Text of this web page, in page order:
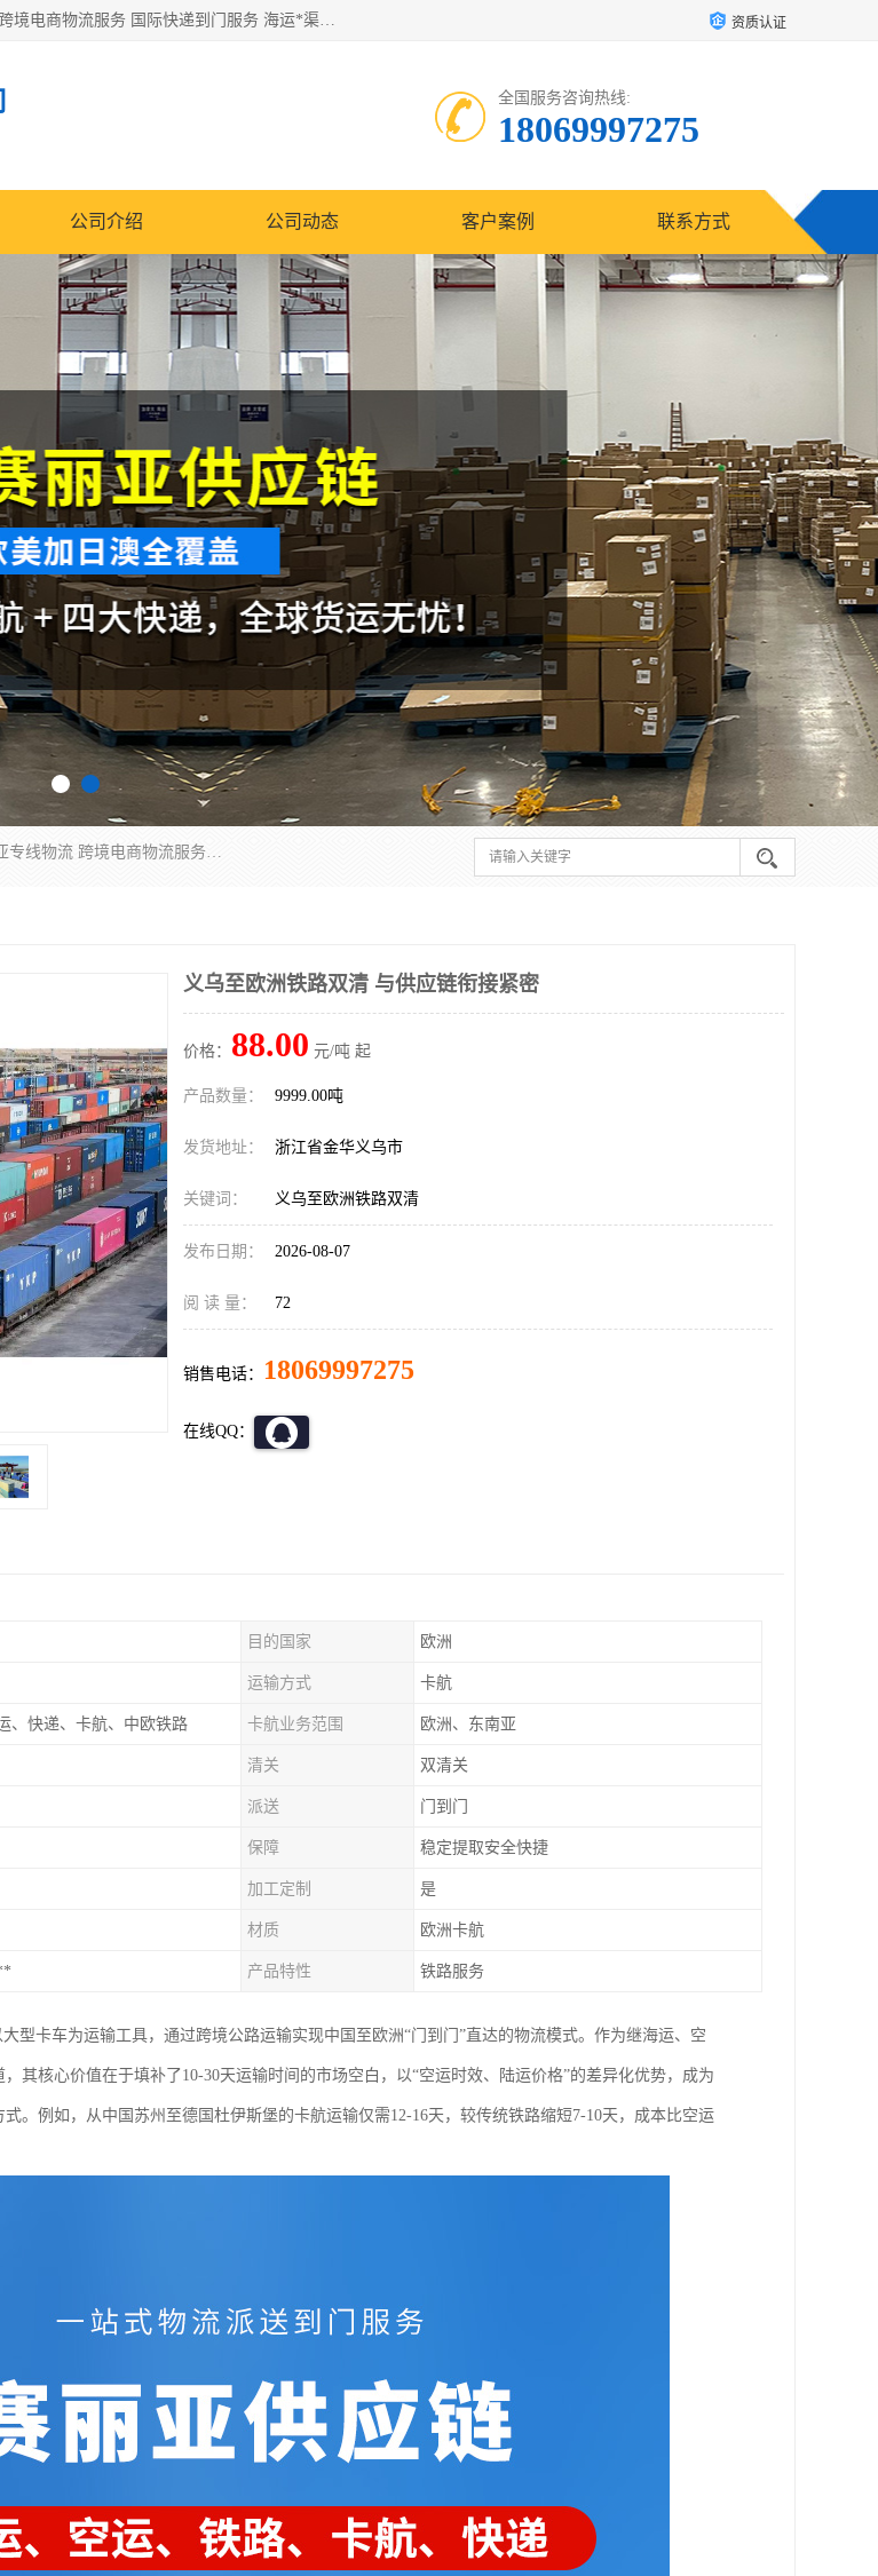
欧洲海运双清包税 美国*专线 加拿大DDP双清 墨西哥跨境空运 澳大利亚专线物流 跨境电商物流服务 国际快递到门服务 海运*渠道 一站式跨境物流解决方案 TikTok/SHEIN专线 电商平台FBA头程运输 国际铁路运输欧洲 UPS/DDHL/联邦快递跨境 美国双清到门物流 跨境*运输 资质认证
全国服务咨询热线:
18069997275
公司介绍 公司动态 客户案例 联系方式
欧洲海运双清包税 美国*专线 加拿大DDP双清 墨西哥跨境空运 澳大利亚专线物流 跨境电商物流服务 国际快递到门服务 海运*渠道 一站式跨境物流解决方案 TikTok/SHEIN专线 电商平台FBA头程运输 国际铁路运输欧洲 UPS/DDHL/联邦快递跨境 美国双清到门物流 跨境*运输
义乌至欧洲铁路双清 与供应链衔接紧密
价格： 88.00 元/吨 起
产品数量： 9999.00吨
发货地址： 浙江省金华义乌市
关键词： 义乌至欧洲铁路双清
发布日期： 2026-08-07
阅 读 量： 72
销售电话： 18069997275
在线QQ：
目的国家 欧洲
运输方式 卡航
、快递、卡航、中欧铁路 卡航业务范围 欧洲、东南亚
清关 双清关
派送 门到门
保障 稳定提取安全快捷
加工定制 是
材质 欧洲卡航
产品特性 铁路服务
型卡车为运输工具，通过跨境公路运输实现中国至欧洲“门到门”直达的物流模式。作为继海运、空
其核心价值在于填补了10-30天运输时间的市场空白，以“空运时效、陆运价格”的差异化优势，成为
。例如，从中国苏州至德国杜伊斯堡的卡航运输仅需12-16天，较传统铁路缩短7-10天，成本比空运